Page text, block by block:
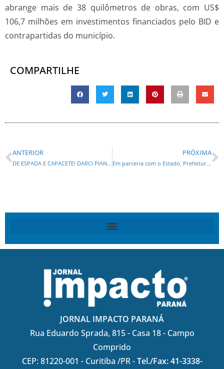
abrange mais de 38 quilômetros de obras, com US$
106,7 milhões em investimentos financiados pelo BID e
contrapartidas do município.
COMPARTILHE
ANTERIOR
DE ESPADA E CAPACETE! DARCI PIANA ESTÁ PRONTO PARA AS ELEIÇÕES DE 2026!
PRÓXIMA
Em parceria com o Estado, Prefeitura de Curitiba lança edital das trincheiras da Linha Verde
JORNAL IMPACTO PARANÁ
Rua Eduardo Sprada, 815 - Casa 18 - Campo
Comprido
CEP: 81220-001 - Curitiba /PR -Tel./Fax: 41-3338-